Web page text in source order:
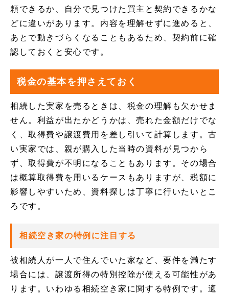
頼できるか、自分で見つけた買主と契約できるかな
どに違いがあります。内容を理解せずに進めると、
あとで動きづらくなることもあるため、契約前に確
認しておくと安心です。
税金の基本を押さえておく
相続した実家を売るときは、税金の理解も欠かせま
せん。利益が出たかどうかは、売れた金額だけでな
く、取得費や譲渡費用を差し引いて計算します。古
い実家では、親が購入した当時の資料が見つから
ず、取得費が不明になることもあります。その場合
は概算取得費を用いるケースもありますが、税額に
影響しやすいため、資料探しは丁寧に行いたいとこ
ろです。
相続空き家の特例に注目する
被相続人が一人で住んでいた家など、要件を満たす
場合には、譲渡所得の特別控除が使える可能性があ
ります。いわゆる相続空き家に関する特例です。適